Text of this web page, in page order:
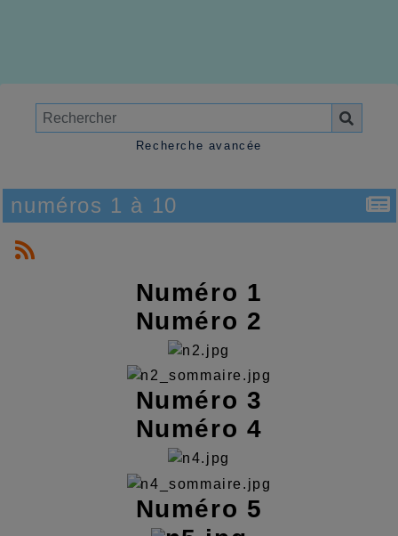
Recherche avancée
numéros 1 à 10
Numéro 1
Numéro 2
Numéro 3
Numéro 4
Numéro 5